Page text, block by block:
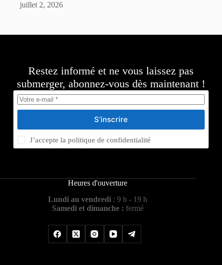
juillet 2, 2026
Restez informé et ne vous laissez pas
submerger, abonnez-vous dès maintenant !
S’inscrire
J’accepte lapolitique de confidentialité
Heures d'ouverture
Lundi au vendredi : 9 h - 19 h
Samedi et dimanche : fermé